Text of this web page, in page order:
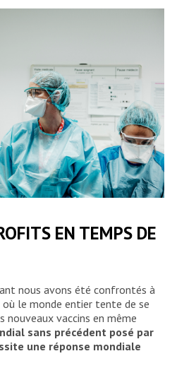
EN TEMPS DE
nous avons été confrontés à
le monde entier tente de se
nouveaux vaccins en même
sans précédent posé par
une réponse mondiale